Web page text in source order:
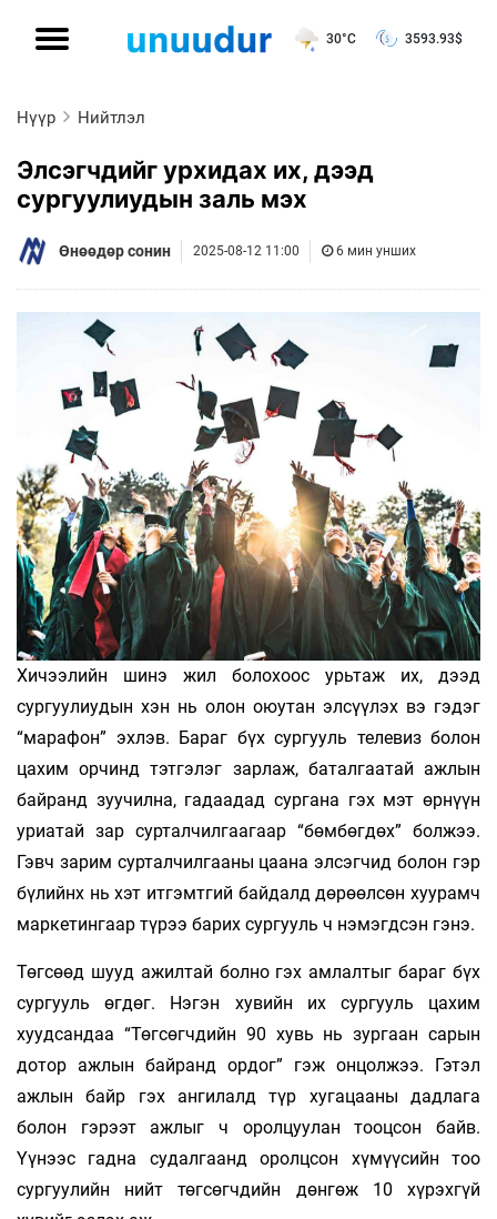
30°C 3593.93$
Нүүр Нийтлэл
Элсэгчдийг урхидах их, дээд
сургуулиудын заль мэх
Өнөөдөр сонин 2025-08-12 11:00 6 мин унших
Хичээлийн шинэ жил болохоос урьтаж их, дээд
сургуулиудын хэн нь олон оюутан элсүүлэх вэ гэдэг
“марафон” эхлэв. Бараг бүх сургууль телевиз болон
цахим орчинд тэтгэлэг зарлаж, баталгаатай ажлын
байранд зуучилна, гадаадад сургана гэх мэт өрнүүн
уриатай зар сурталчилгаагаар “бөмбөгдөх” болжээ.
Гэвч зарим сурталчилгааны цаана элсэгчид болон гэр
бүлийнх нь хэт итгэмтгий байдалд дөрөөлсөн хуурамч
маркетингаар түрээ барих сургууль ч нэмэгдсэн гэнэ.
Төгсөөд шууд ажилтай болно гэх амлалтыг бараг бүх
сургууль өгдөг. Нэгэн хувийн их сургууль цахим
хуудсандаа “Төгсөгчдийн 90 хувь нь зургаан сарын
дотор ажлын байранд ордог” гэж онцолжээ. Гэтэл
ажлын байр гэх ангилалд түр хугацааны дадлага
болон гэрээт ажлыг ч оролцуулан тооцсон байв.
Үүнээс гадна судалгаанд оролцсон хүмүүсийн тоо
сургуулийн нийт төгсөгчдийн дөнгөж 10 хүрэхгүй